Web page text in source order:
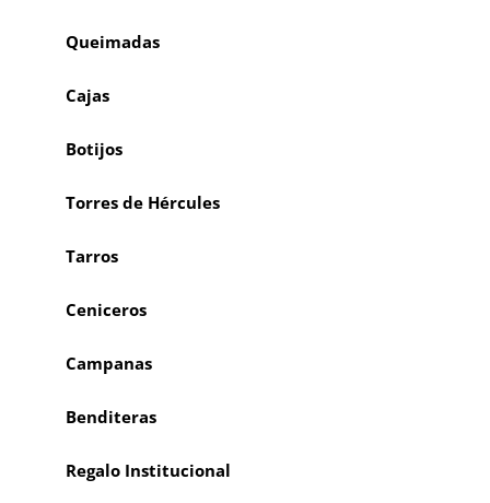
Queimadas
Cajas
Botijos
Torres de Hércules
Tarros
Ceniceros
Campanas
Benditeras
Regalo Institucional